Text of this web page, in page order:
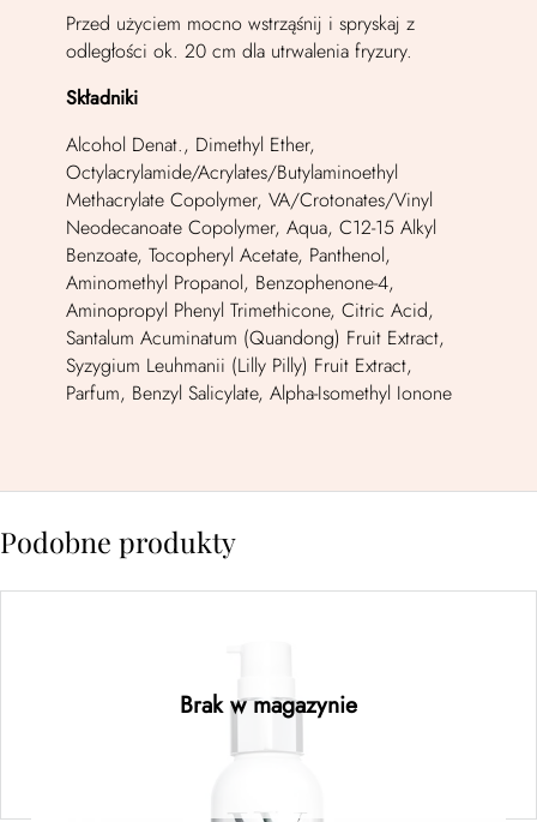
Przed użyciem mocno wstrząśnij i spryskaj z
odległości ok. 20 cm dla utrwalenia fryzury.
Składniki
Alcohol Denat., Dimethyl Ether,
Octylacrylamide/Acrylates/Butylaminoethyl
Methacrylate Copolymer, VA/Crotonates/Vinyl
Neodecanoate Copolymer, Aqua, C12-15 Alkyl
Benzoate, Tocopheryl Acetate, Panthenol,
Aminomethyl Propanol, Benzophenone-4,
Aminopropyl Phenyl Trimethicone, Citric Acid,
Santalum Acuminatum (Quandong) Fruit Extract,
Syzygium Leuhmanii (Lilly Pilly) Fruit Extract,
Parfum, Benzyl Salicylate, Alpha-Isomethyl Ionone
Podobne produkty
Dowiedz się więcej
Brak w magazynie